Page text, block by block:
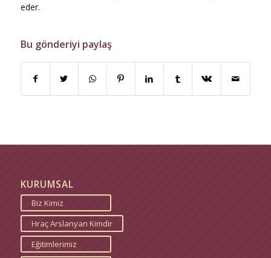
eder.
Bu gönderiyi paylaş
KURUMSAL
Biz Kimiz
Hraç Arslanyan Kimdir
Eğitimlerimiz